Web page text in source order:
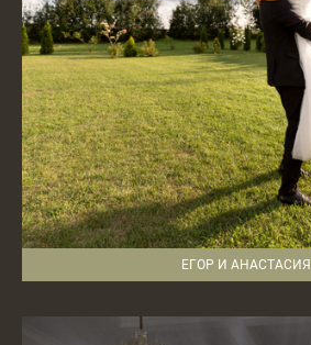
ЕГОР И АНАСТАСИЯ